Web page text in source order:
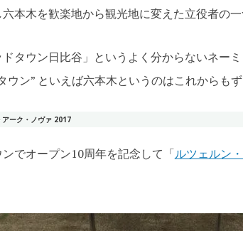
本木を歓楽地から観光地に変えた立役者の一
タウン日比谷」というよく分からないネー
ウン” といえば六本木というのはこれからも
アーク・ノヴァ 2017
でオープン10周年を記念して「ルツェルン